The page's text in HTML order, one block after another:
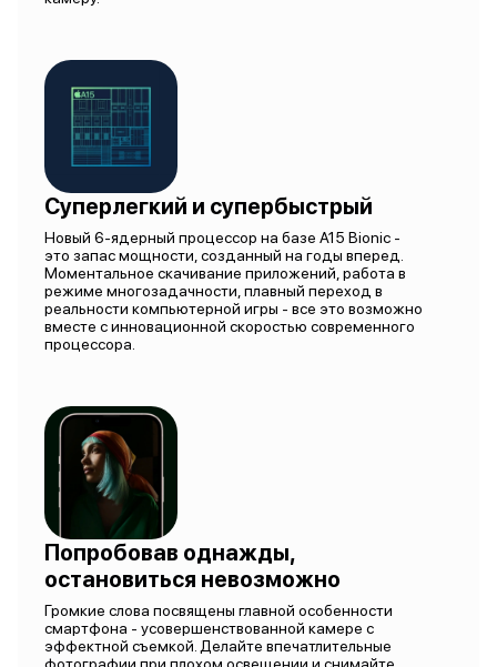
Суперлегкий и супербыстрый
Новый 6-ядерный процессор на базе A15 Bionic -
это запас мощности, созданный на годы вперед.
Моментальное скачивание приложений, работа в
режиме многозадачности, плавный переход в
реальности компьютерной игры - все это возможно
вместе с инновационной скоростью современного
процессора.
Попробовав однажды,
остановиться невозможно
Громкие слова посвящены главной особенности
смартфона - усовершенствованной камере с
эффектной съемкой. Делайте впечатлительные